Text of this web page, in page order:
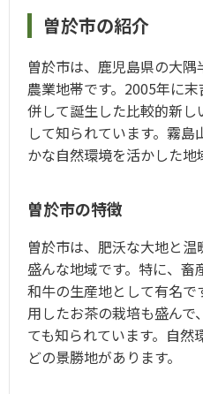
曽於市の紹介
曽於市は、鹿児島県の大
農業地帯です。2005年に
併して誕生した比較的新し
して知られています。霧
かな自然環境を活かした地
曽於市の特徴
曽於市は、肥沃な大地と
盛んな地域です。特に、
和牛の生産地として有名
用したお茶の栽培も盛ん
ても知られています。自然
どの景勝地があります。